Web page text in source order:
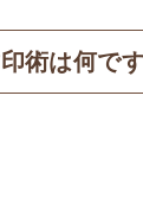
術は何で